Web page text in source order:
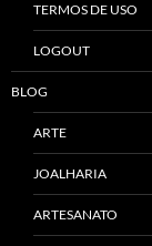
TERMOS DE USO
LOGOUT
BLOG
ARTE
JOALHARIA
ARTESANATO